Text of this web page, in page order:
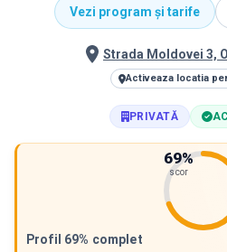
Vezi program și tarife
Strada Moldovei 3,
Activeaza locatia
PRIVATĂ
69%
scor
Profil 69% complet